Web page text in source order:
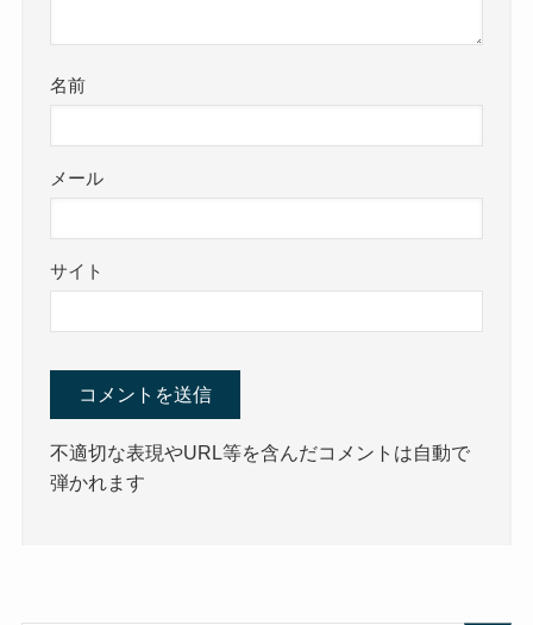
名前
メール
サイト
不適切な表現やURL等を含んだコメントは自動で
弾かれます